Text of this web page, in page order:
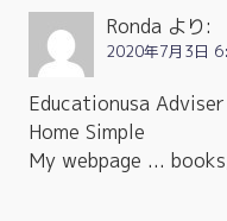
Ronda より:
2020年7月3日
Educationusa
Home Simple
My webpage ...